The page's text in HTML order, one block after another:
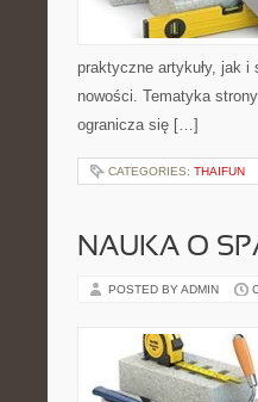
praktyczne artykuły, jak
nowości. Tematyka
ogranicza się […]
CATEGORIES: THAIFUN
NAUKA O
POSTED BY ADMIN